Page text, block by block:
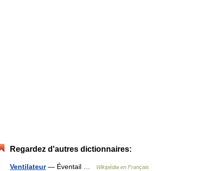
Regardez d'autres dictionnaires:
Ventilateur— Éventail … Wikipédia en Français